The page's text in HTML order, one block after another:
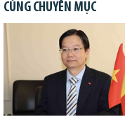
CÙNG CHUYÊN MỤC